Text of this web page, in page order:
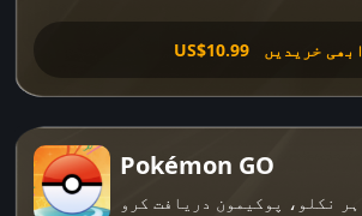
US$10.99 ابھی خریدیں
Pokémon GO